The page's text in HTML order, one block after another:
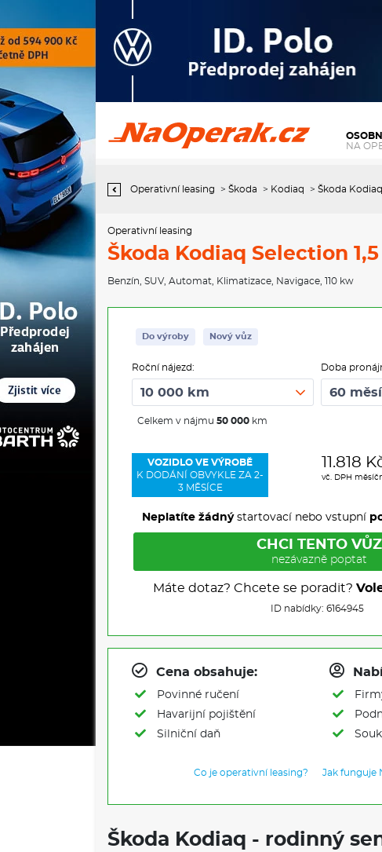
Operativní leasing Škoda Kodiaq Selection 1,5 TSI
NA
Operativní leasing > Škoda > Kodiaq > Škoda Kodiaq
Operativní leasing
Škoda Kodiaq Selection 1,5
Benzín SUV, Automat Klimatizace Navigace , 110 kw
Do výroby Nový vůz
Roční nájezd:
Celkem v nájmu 50 000 km
Doba
VOZIDLO VE VÝROBĚ
K DODÁNÍ OBVYKLE ZA 2-
3 MĚSÍCE
11.818
vč. DPH
Neplatíte žádnýstartovací nebo vstupní
CHCI TENTO VŮZ
nezávazně poptat
Máte dotaz? Chcete se poradit?
ID nabídky: 6164945
Cena obsahuje:
Povinné ručení
Havarijní pojištění
Silniční daň
Co je operativní leasing? Jak funguje
Škoda Kodiaq - rodinný